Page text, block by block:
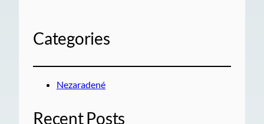
Categories
Nezaradené
Recent Posts